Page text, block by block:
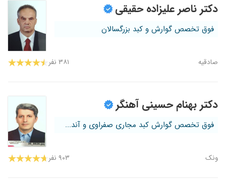
دکتر ناصر علیزاده حقیقی
فوق تخصص گوارش و کبد بزرگسالان
صادقیه ۳۸۱ نفر
دکتر بهنام حسینی آهنگر
فوق تخصص گوارش کبد مجاری صفراوی و آند...
ونک ۹۰۳ نفر